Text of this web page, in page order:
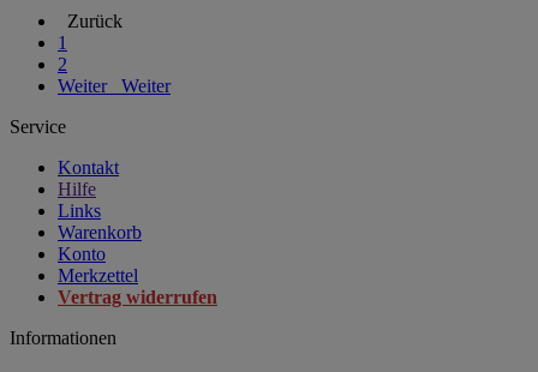
Zurück
1
2
Weiter
Weiter
Service
Kontakt
Hilfe
Links
Warenkorb
Konto
Merkzettel
Vertrag widerrufen
Informationen